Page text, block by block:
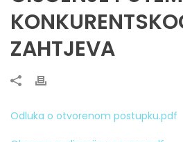
ZAHTJEVA
Odluka o otvorenom postupku.pdf